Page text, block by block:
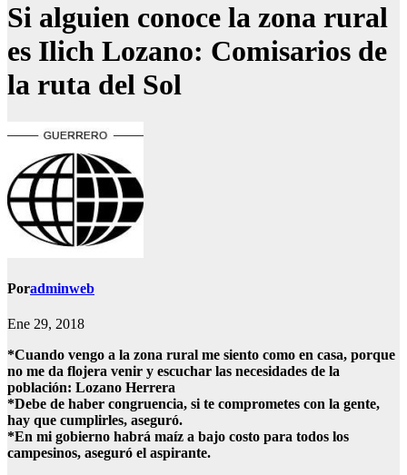
Si alguien conoce la zona rural
es Ilich Lozano: Comisarios de
la ruta del Sol
Poradminweb
Ene 29, 2018
*Cuando vengo a la zona rural me siento como en casa, porque
no me da flojera venir y escuchar las necesidades de la
población: Lozano Herrera
*Debe de haber congruencia, si te comprometes con la gente,
hay que cumplirles, aseguró.
*En mi gobierno habrá maíz a bajo costo para todos los
campesinos, aseguró el aspirante.